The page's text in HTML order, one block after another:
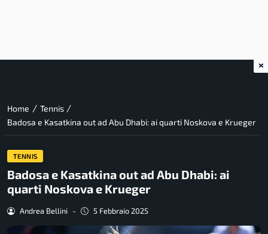
Home / Tennis /
Badosa e Kasatkina out ad Abu Dhabi: ai quarti Noskova e Krueger
TENNIS
Badosa e Kasatkina out ad Abu Dhabi: ai
quarti Noskova e Krueger
Andrea Bellini - 5 Febbraio 2025
×